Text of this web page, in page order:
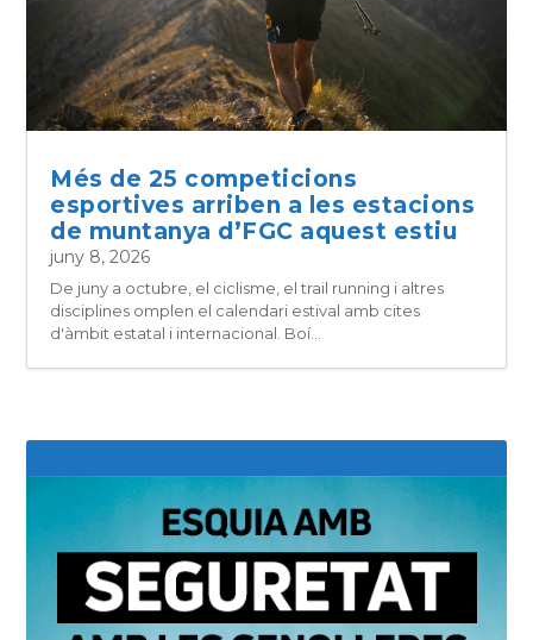
Més de 25 competicions
esportives arriben a les estacions
de muntanya d’FGC aquest estiu
juny 8, 2026
De juny a octubre, el ciclisme, el trail running i altres
disciplines omplen el calendari estival amb cites
d'àmbit estatal i internacional. Boí...